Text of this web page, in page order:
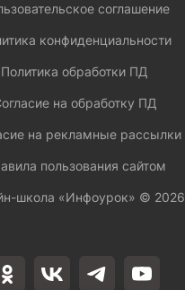
соглашение
конфиденциальности
Политика обработки ПД
на обработку ПД
на рекламные рассылки
пользования сайтом
школа «Инфоурок» © 2026